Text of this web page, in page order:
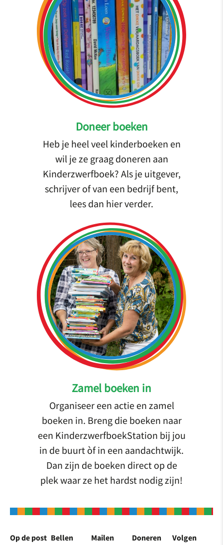
Doneer boeken
Heb je heel veel kinderboeken en
wil je ze graag doneren aan
Kinderzwerfboek? Als je uitgever,
schrijver of van een bedrijf bent,
lees dan hier verder.
Zamel boeken in
Organiseer een actie en zamel
boeken in. Breng die boeken naar
een KinderzwerfboekStation bij jou
in de buurt òf in een aandachtwijk.
Dan zijn de boeken direct op de
plek waar ze het hardst nodig zijn!
Op de post Bellen Mailen Doneren Volgen